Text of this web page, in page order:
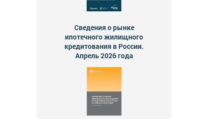
Сведения о рынке
ипотечного жилищного
кредитования в России.
Апрель 2026 года